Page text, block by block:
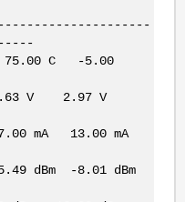
C -5.00
V 2.97 V
mA 13.00 mA
dBm -8.01 dBm